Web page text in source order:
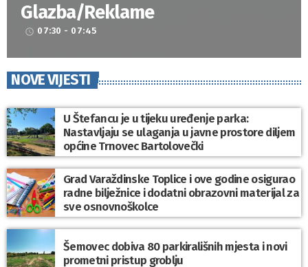
Glazba/Reklame
access_time 07:30 - 07:45
NOVE VIJESTI
U Štefancu je u tijeku uređenje parka:
Nastavljaju se ulaganja u javne prostore diljem
općine Trnovec Bartolovečki
Grad Varaždinske Toplice i ove godine osigurao
radne bilježnice i dodatni obrazovni materijal za
sve osnovnoškolce
Šemovec dobiva 80 parkirališnih mjesta i novi
prometni pristup groblju